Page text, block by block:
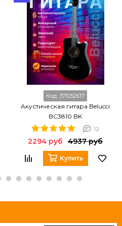
Код: 371052617
Акустическая гитара Belucci
BC3810 BK
12
2294 руб 4937 руб
Купить